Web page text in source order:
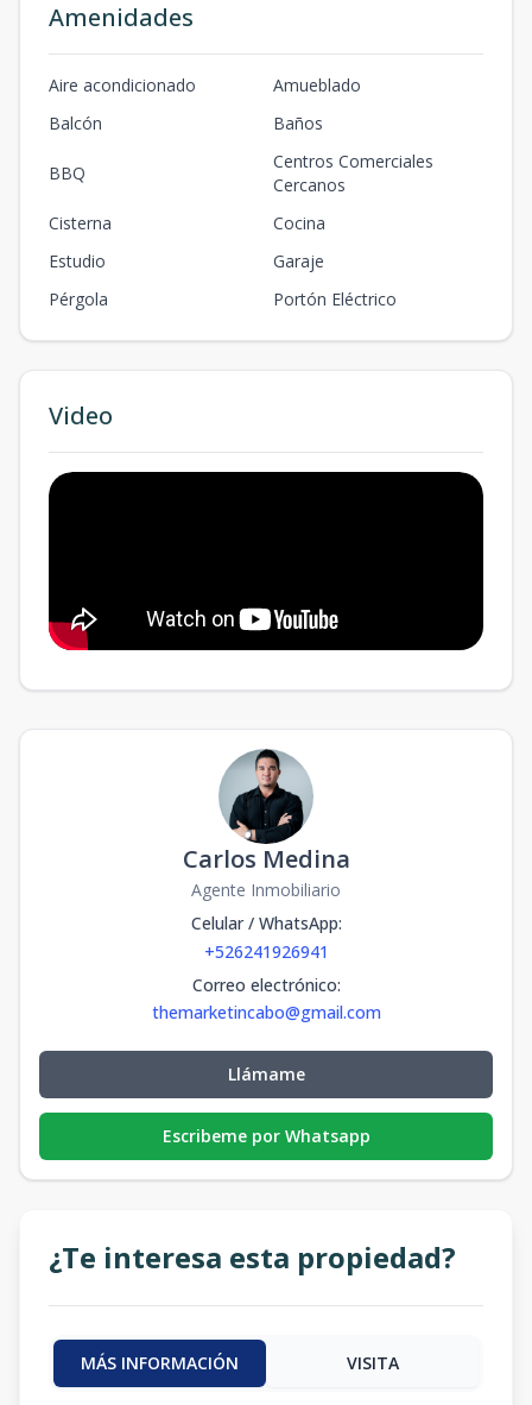
Amenidades
Aire acondicionado
Amueblado
Balcón
Baños
BBQ
Centros Comerciales
Cercanos
Cisterna
Cocina
Estudio
Garaje
Pérgola
Portón Eléctrico
Video
Carlos Medina
Agente Inmobiliario
Celular / WhatsApp:
+526241926941
Correo electrónico:
themarketincabo@gmail.com
Llámame
Escribeme por Whatsapp
¿Te interesa esta propiedad?
MÁS INFORMACIÓN VISITA